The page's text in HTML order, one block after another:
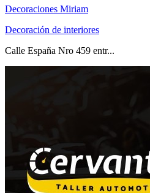
Decoraciones Miriam
Decoración de interiores
Calle España Nro 459 entr...